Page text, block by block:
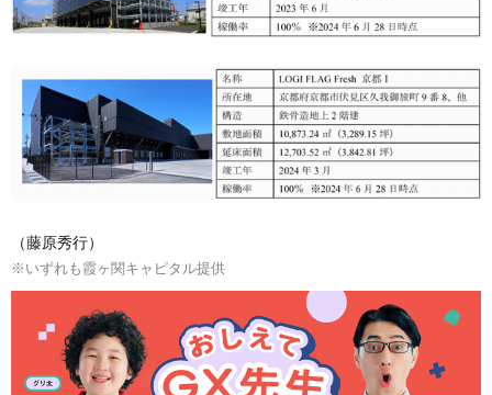
（藤原秀行）
※いずれも霞ヶ関キャピタル提供